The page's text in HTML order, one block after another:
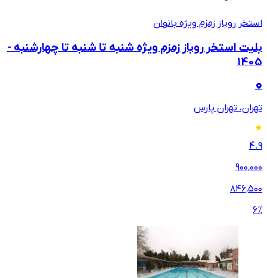
استخر روباز زمزم ویژه بانوان
بلیت استخر روباز زمزم ویژه شنبه تا شنبه تا چهارشنبه -
1405
تهران، تهران پارس
4.9
۹۰۰٬۰۰۰
۸۴۶٬۵۰۰
6%